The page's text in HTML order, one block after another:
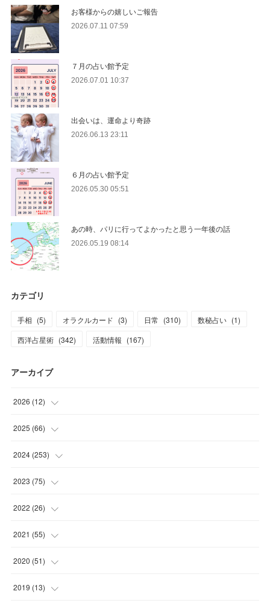
お客様からの嬉しいご報告
2026.07.11 07:59
７月の占い館予定
2026.07.01 10:37
出会いは、運命より奇跡
2026.06.13 23:11
６月の占い館予定
2026.05.30 05:51
あの時、パリに行ってよかったと思う一年後の話
2026.05.19 08:14
カテゴリ
手相 (5) オラクルカード (3) 日常 (310) 数秘占い (1)
西洋占星術 (342) 活動情報 (167)
アーカイブ
2026 (12)
(2
(1)
(3
(1
2025 (66)
(3)
(3
(2
(4
2024 (253)
(14 )
(21 )
(22
(26
2023 (75)
(23 )
(30 )
(6
(5
2022 (26)
(1
(1
(1
2021 (55)
(4
(4
2020 (51)
(5
2019 (13)